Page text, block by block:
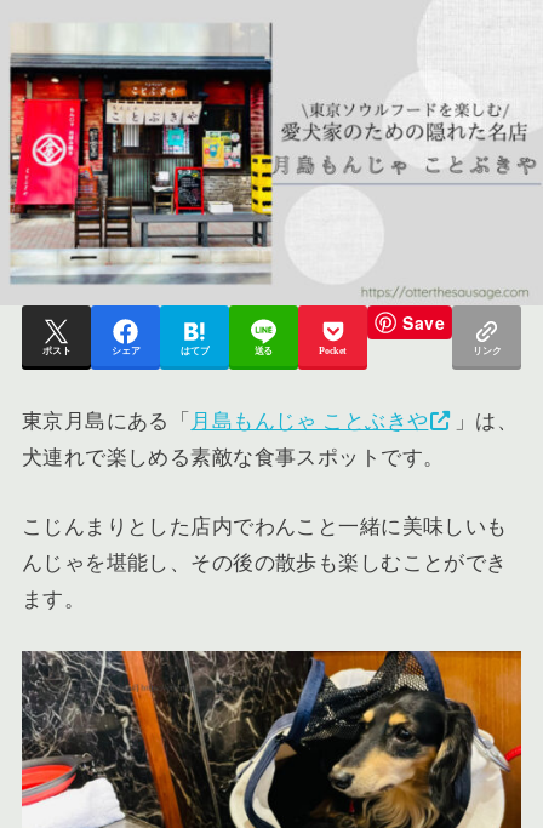
ポスト シェア はてブ 送る Pocket
Save
リンク
東京月島にある「 月島もんじゃ ことぶきや
」は、
犬連れで楽しめる素敵な食事スポットです。
こじんまりとした店内でわんこと一緒に美味しいも
んじゃを堪能し、その後の散歩も楽しむことができ
ます。